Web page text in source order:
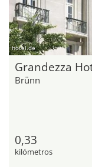
hotel.de
Grandezza
Brünn
0,33
kilómetros